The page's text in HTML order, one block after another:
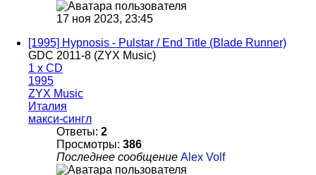
17 ноя 2023, 23:45
[1995] Hypnosis - Pulstar / End Title (Blade Runner)
GDC 2011-8 (ZYX Music)
1 x CD
1995
ZYX Music
Италия
макси-сингл
Ответы: 2
Просмотры: 386
Последнее сообщение Alex Volf